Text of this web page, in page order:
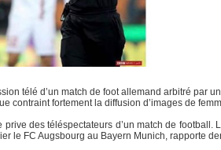
télé d’un match de foot allemand arbitré par
contraint fortement la diffusion d’images de
prive des téléspectateurs d’un match de
le FC Augsbourg au Bayern Munich, rapporte